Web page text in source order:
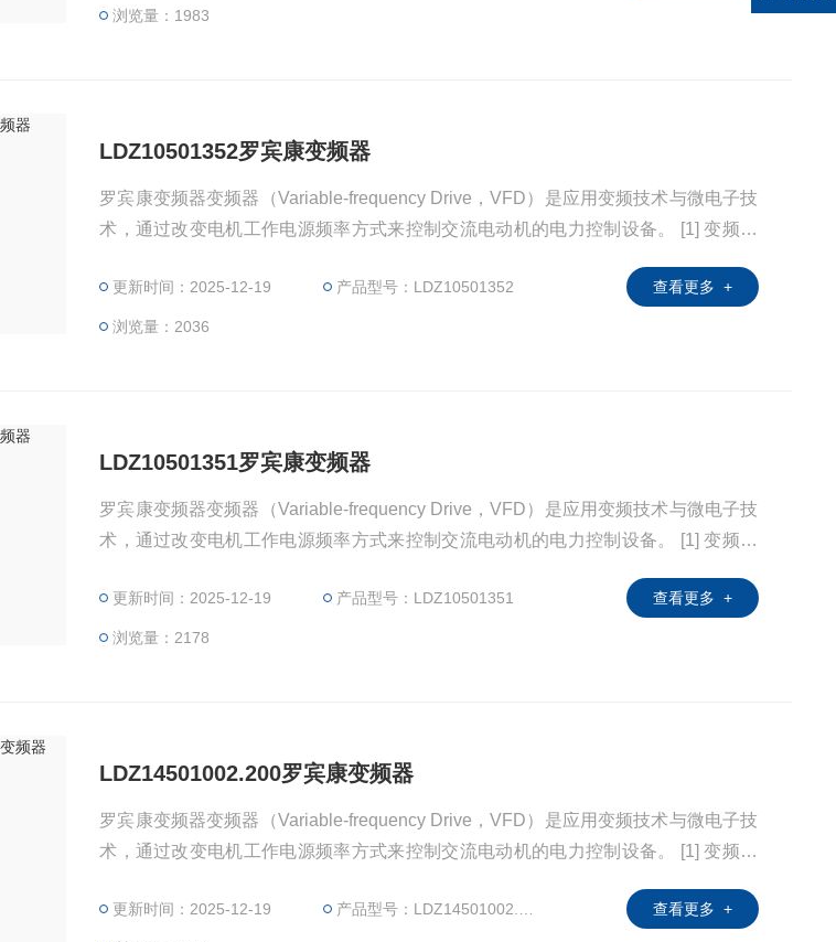
根据电机的实际需要来提供其所需要的电源电压，进而达到节能、调速
浏览量：1983
LDZ10501352罗宾康变频器
罗宾康变频器变频器（Variable-frequency Drive，VFD）是应用变频技术与微电子技
术，通过改变电机工作电源频率方式来控制交流电动机的电力控制设备。 [1] 变频器
测单元微处理单元等组成。变频器靠内部IGBT的开断来调整输出电源的电压和频率，
根据电机的实际需要来提供其所需要的电源电压，进而达到节能、调速
更新时间：2025-12-19 产品型号：LDZ10501352
浏览量：2036
查看更多 +
LDZ10501351罗宾康变频器
罗宾康变频器变频器（Variable-frequency Drive，VFD）是应用变频技术与微电子技
术，通过改变电机工作电源频率方式来控制交流电动机的电力控制设备。 [1] 变频器
测单元微处理单元等组成。变频器靠内部IGBT的开断来调整输出电源的电压和频率，
根据电机的实际需要来提供其所需要的电源电压，进而达到节能、调速
更新时间：2025-12-19 产品型号：LDZ10501351
浏览量：2178
查看更多 +
LDZ14501002.200罗宾康变频器
罗宾康变频器变频器（Variable-frequency Drive，VFD）是应用变频技术与微电子技
术，通过改变电机工作电源频率方式来控制交流电动机的电力控制设备。 [1] 变频器
测单元微处理单元等组成。变频器靠内部IGBT的开断来调整输出电源的电压和频率，
更新时间：2025-12-19 产品型号：LDZ14501002.200 查看更多 +